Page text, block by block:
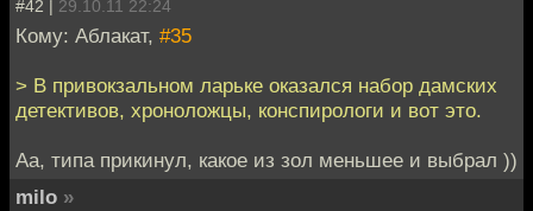
#42 | 29.10.11 22:24
Кому: Аблакат, #35
> В привокзальном ларьке оказался набор дамских
детективов, хроноложцы, конспирологи и вот это.
Аа, типа прикинул, какое из зол меньшее и выбрал ))
milo »